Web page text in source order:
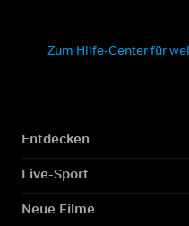
Zum Hilfe-Center für
Entdecken
Live-Sport
Neue Filme